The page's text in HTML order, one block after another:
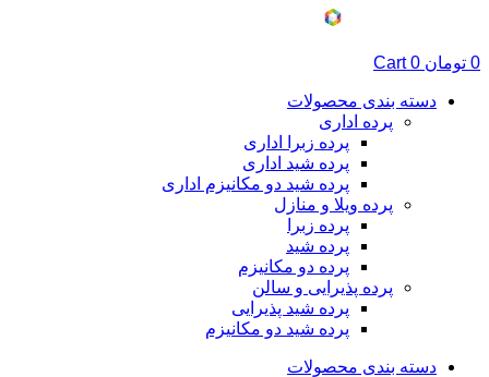
محتوا
0 تومان 0
Cart
دسته بندی محصولات
پرده اداری
پرده زبرا اداری
پرده شید اداری
پرده شید دو مکانیزم اداری
پرده ویلا و منازل
پرده زبرا
پرده شید
پرده دو مکانیزم
پرده پذیرایی و سالن
پرده شید پذیرایی
پرده شید دو مکانیزم
دسته بندی محصولات